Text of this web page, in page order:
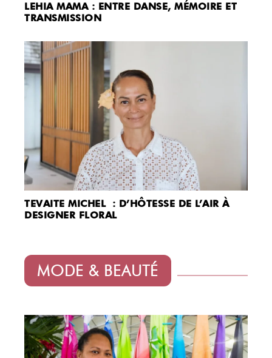
LEHIA MAMA : ENTRE DANSE, MÉMOIRE ET
TRANSMISSION
TEVAITE MICHEL : D’HÔTESSE DE L’AIR À
DESIGNER FLORAL
MODE & BEAUTÉ